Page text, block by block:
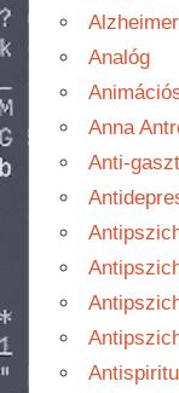
Analóg
Anna
Anti-